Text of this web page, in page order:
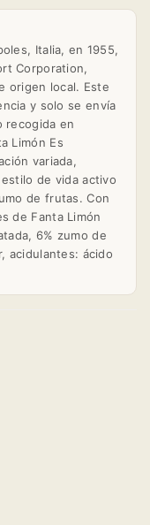
Italia, en 1955,
Corporation,
origen local. Este
y solo se envía
recogida en
Limón Es
variada,
de vida activo
de frutas. Con
de Fanta Limón
6% zumo de
acidulantes: ácido